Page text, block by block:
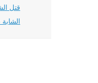
قتل